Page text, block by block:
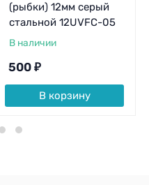
(рыбки) 12мм серый
стальной 12UVFC-05
В наличии
500 ₽
В корзину